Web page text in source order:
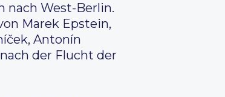
nach West-Berlin.
Marek Epstein,
Antonín
der Flucht der